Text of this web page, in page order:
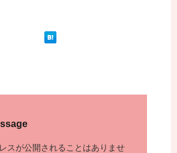
スが公開されることはありませ